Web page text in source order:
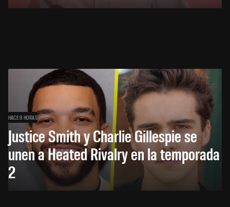
HACE 9 HORAS
Justice Smith y Charlie Gillespie se
unen a Heated Rivalry en la temporada
2